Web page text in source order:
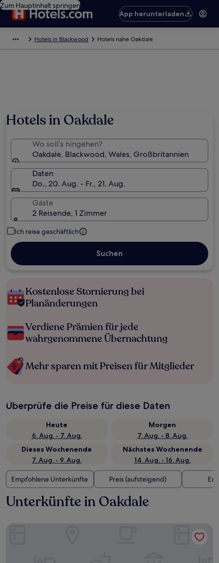
Zum Hauptinhalt springen
App herunterladen
Hotels in Blackwood Hotels nahe Oakdale
Hotels in Oakdale
Wo soll’s hingehen?
Oakdale, Blackwood, Wales, Großbritannien
Daten
Do., 20. Aug. - Fr., 21. Aug.
Gäste
2 Reisende, 1 Zimmer
Ich reise geschäftlich
Suchen
Kostenlose Stornierung bei
Planänderungen
Verdiene Prämien für jede
wahrgenommene Übernachtung
Mehr sparen mit Preisen für Mitglieder
Überprüfe die Preise für diese Daten
Heute
6. Aug. - 7. Aug.
Morgen
7. Aug. - 8. Aug.
Dieses Wochenende
7. Aug. - 9. Aug.
Nächstes Wochenende
14. Aug. - 16. Aug.
Empfohlene Unterkünfte Preis (aufsteigend)
Unterkünfte in Oakdale